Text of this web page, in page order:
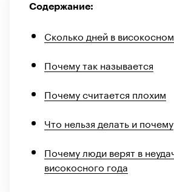
Содержание:
Сколько дней в
Почему так называется
Почему считается плохим
Что нельзя делать и почему
Почему люди верят в
високосного года